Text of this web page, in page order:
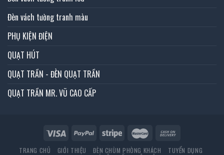
Đèn vách tường tranh màu
PHỤ KIỆN ĐIỆN
QUẠT HÚT
QUẠT TRẦN - ĐÈN QUẠT TRẦN
QUẠT TRẦN MR. VŨ CAO CẤP
TRANG CHỦ GIỚI THIỆU ĐÈN CHÙM PHÒNG KHÁCH TUYỂN DỤNG